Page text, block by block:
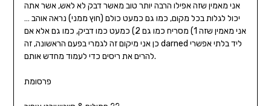
אני מאמין שזה אפילו הרבה יותר טוב מאשר דבק לא לאש, אשר אתה
יכול לגלות בכל מקום, כמו גם כמעט כולם (חוץ ממני) נראה אוהב …
אני מאמין שזה 1) מסריח כמו גם 2) כמעט כמו דביק, כמו גם אלא אם
כן אני מיקום זה לגמרי בפעם הראשונה, זה darned ליד בלתי אפשרי
להרים את ריסים כדי לעמוד מחדש אותם.
פרסומת